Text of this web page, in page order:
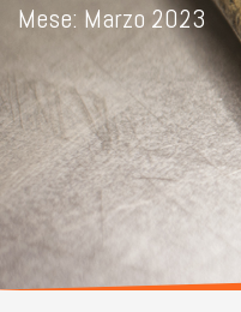
Mese: Marzo 2023